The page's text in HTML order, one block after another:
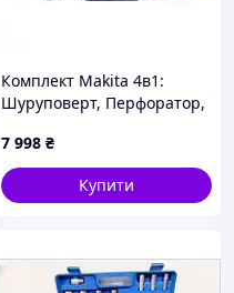
Комплект Makita 4в1:
Шуруповерт, Перфоратор,
профессиональный
инструмент JGGW_7998
7 998 ₴
Купити